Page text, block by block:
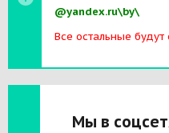
@yandex.ru\by\
Все остальные будут
Мы в